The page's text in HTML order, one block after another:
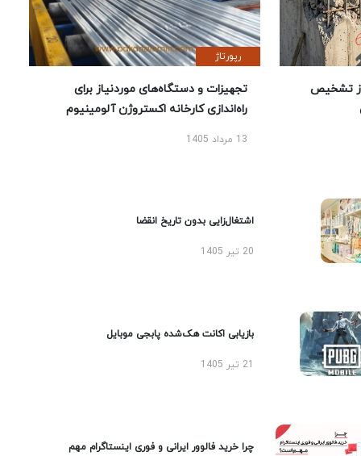
تشخیص
رپورتاژ
تجهیزات و دستگاه‌های موردنیاز برای
راه‌اندازی کارخانه اکستروژن آلومینیوم
13 مرداد 1405
اشتغال‌زایی بدون تاریخ انقضا
20 تیر 1405
بازیابی اکانت هک‌شده پابجی موبایل
چرا خرید فالوور ایرانی و فوری اینستاگرام مهم